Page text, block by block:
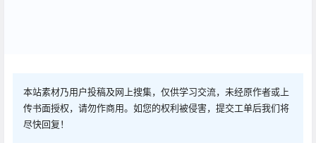
本站素材乃用户投稿及网上搜集，仅供学习交流，未经原作者或上
传书面授权，请勿作商用。如您的权利被侵害，提交工单后我们将
尽快回复！